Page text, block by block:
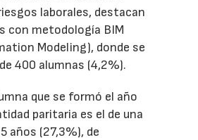
laborales, destacan
con metodología BIM
Modeling), donde se
400 alumnas (4,2%).
que se formó el año
paritaria es el de una
años (27,3%), de